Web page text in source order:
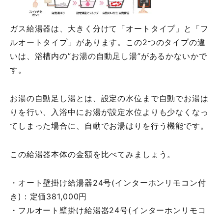
ガス給湯器は、大きく分けて「オートタイプ」と「フ
ルオートタイプ」があります。この2つのタイプの違
いは、浴槽内の”お湯の自動足し湯”があるかないかで
す。
お湯の自動足し湯とは、設定の水位まで自動でお湯は
りを行い、入浴中にお湯が設定水位よりも少なくなっ
てしまった場合に、自動でお湯はりを行う機能です。
この給湯器本体の金額を比べてみましょう。
・オート壁掛け給湯器24号(インターホンリモコン付
き)：定価381,000円
・フルオート壁掛け給湯器24号(インターホンリモコ